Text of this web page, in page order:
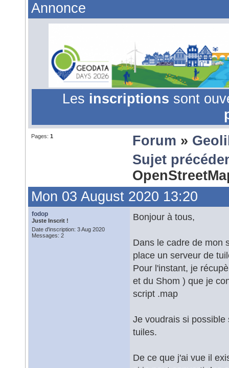
Annonce
Les inscriptions sont
Pages: 1 Forum »
Sujet
Mon 03 August 2020 13:20
fodop
Juste Inscrit !
Date d'inscription: 3 Aug 2020
Messages: 2
Bonjour à tous,
Dans le cadre de mon
place un serveur de
Pour l'instant, je
et du Shom ) que je
script .map
Je voudrais si
tuiles.
De ce que j'ai vue il